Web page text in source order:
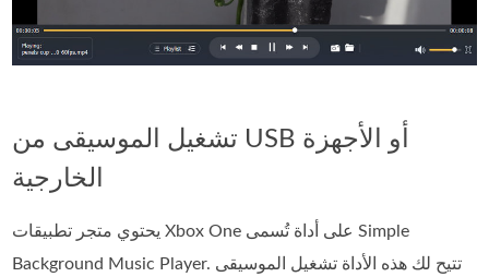
تشغيل الموسيقى من USB أو الأجهزة
الخارجية
يحتوي متجر تطبيقات Xbox One على أداة تُسمى Simple
Background Music Player. تتيح لك هذه الأداة تشغيل الموسيقى